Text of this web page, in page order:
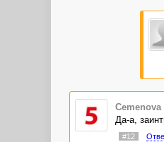
Cemenova
Да-а,
#12